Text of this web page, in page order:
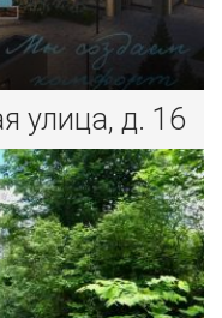
улица, д. 16